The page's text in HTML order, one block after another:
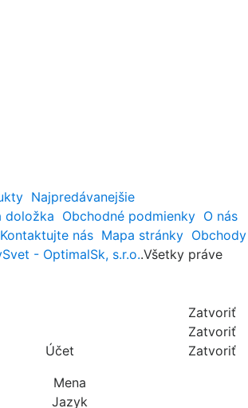
Najpredávanejšie
doložka Obchodné podmienky O nás
Kontaktujte nás Mapa stránky Obchody
- OptimalSk, s.r.o..Všetky práve
Zatvoriť
Zatvoriť
Účet
Zatvoriť
Mena
Jazyk